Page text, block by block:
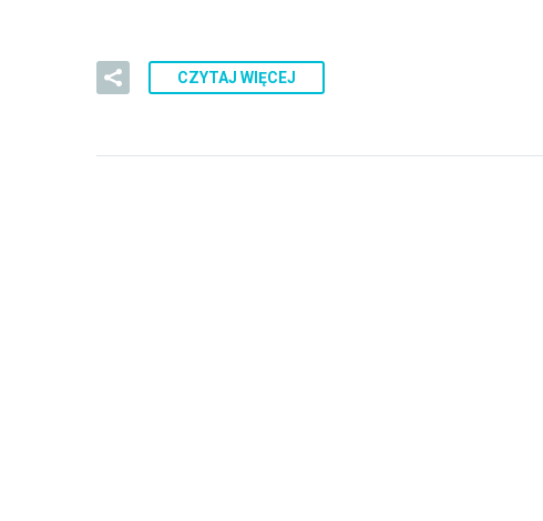
CZYTAJ WIĘCEJ